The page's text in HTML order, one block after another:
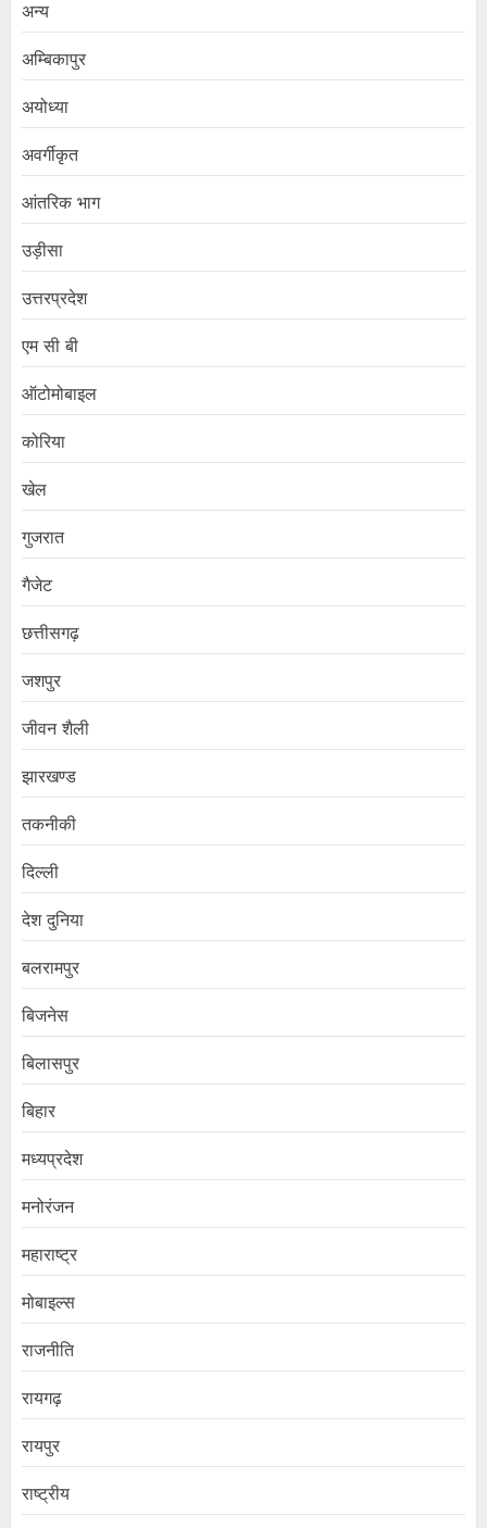
अन्य
अम्बिकापुर
अयोध्या
अवर्गीकृत
आंतरिक भाग
उड़ीसा
उत्तरप्रदेश
एम सी बी
ऑटोमोबाइल
कोरिया
खेल
गुजरात
गैजेट
छत्तीसगढ़
जशपुर
जीवन शैली
झारखण्ड
तकनीकी
दिल्ली
देश दुनिया
बलरामपुर
बिजनेस
बिलासपुर
बिहार
मध्यप्रदेश
मनोरंजन
महाराष्ट्र
मोबाइल्स
राजनीति
रायगढ़
रायपुर
राष्ट्रीय